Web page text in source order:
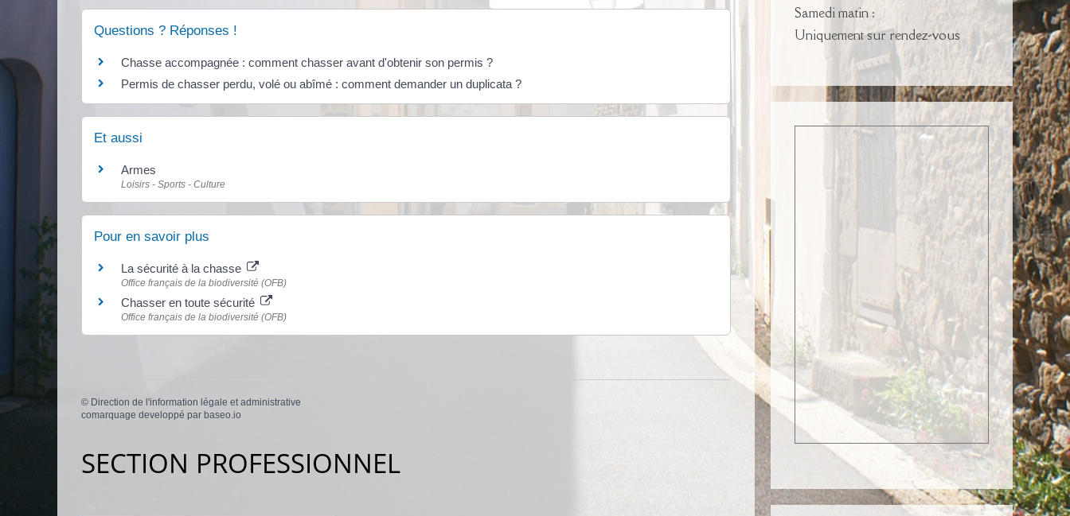
Questions ? Réponses !
Chasse accompagnée : comment chasser avant d'obtenir son permis ?
Permis de chasser perdu, volé ou abîmé : comment demander un duplicata ?
Et aussi
Armes
Loisirs - Sports - Culture
Pour en savoir plus
La sécurité à la chasse
Office français de la biodiversité (OFB)
Chasser en toute sécurité
Office français de la biodiversité (OFB)
© Direction de l'information légale et administrative
comarquage developpé par baseo.io
SECTION PROFESSIONNEL
Samedi matin :
Uniquement sur rendez-vous